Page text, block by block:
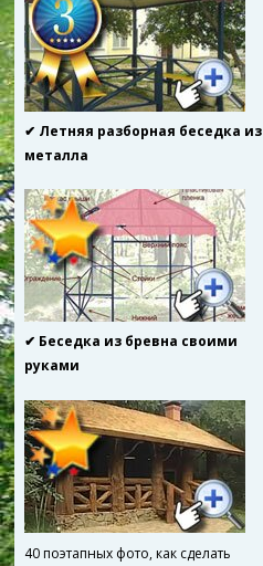
✔ Летняя разборная беседка из
металла
✔ Беседка из бревна своими
руками
40 поэтапных фото, как сделать